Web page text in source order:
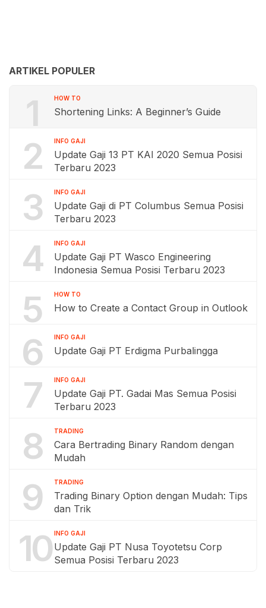
ARTIKEL POPULER
1 HOW TO
Shortening Links: A Beginner’s Guide
2 INFO GAJI
Update Gaji 13 PT KAI 2020 Semua Posisi
Terbaru 2023
3 INFO GAJI
Update Gaji di PT Columbus Semua Posisi
Terbaru 2023
4 INFO GAJI
Update Gaji PT Wasco Engineering
Indonesia Semua Posisi Terbaru 2023
5 HOW TO
How to Create a Contact Group in Outlook
6 INFO GAJI
Update Gaji PT Erdigma Purbalingga
7 INFO GAJI
Update Gaji PT. Gadai Mas Semua Posisi
Terbaru 2023
8 TRADING
Cara Bertrading Binary Random dengan
Mudah
9 TRADING
Trading Binary Option dengan Mudah: Tips
dan Trik
10 INFO GAJI
Update Gaji PT Nusa Toyotetsu Corp
Semua Posisi Terbaru 2023